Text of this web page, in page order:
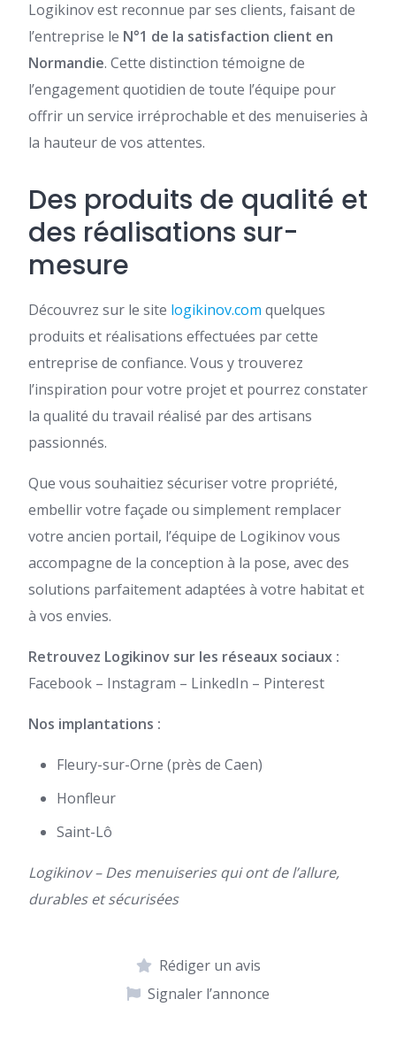
Logikinov est reconnue par ses clients, faisant de
l’entreprise le N°1 de la satisfaction client en
Normandie. Cette distinction témoigne de
l’engagement quotidien de toute l’équipe pour
offrir un service irréprochable et des menuiseries à
la hauteur de vos attentes.
Des produits de qualité et
des réalisations sur-
mesure
Découvrez sur le site logikinov.com quelques
produits et réalisations effectuées par cette
entreprise de confiance. Vous y trouverez
l’inspiration pour votre projet et pourrez constater
la qualité du travail réalisé par des artisans
passionnés.
Que vous souhaitiez sécuriser votre propriété,
embellir votre façade ou simplement remplacer
votre ancien portail, l’équipe de Logikinov vous
accompagne de la conception à la pose, avec des
solutions parfaitement adaptées à votre habitat et
à vos envies.
Retrouvez Logikinov sur les réseaux sociaux :
Facebook – Instagram – LinkedIn – Pinterest
Nos implantations :
Fleury-sur-Orne (près de Caen)
Honfleur
Saint-Lô
Logikinov – Des menuiseries qui ont de l’allure,
durables et sécurisées
Rédiger un avis
Signaler l’annonce